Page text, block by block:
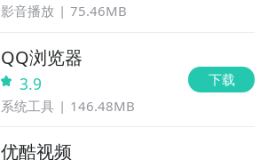
影音播放 75.46MB
QQ浏览器
3.9
系统工具 146.48MB
下载
优酷视频